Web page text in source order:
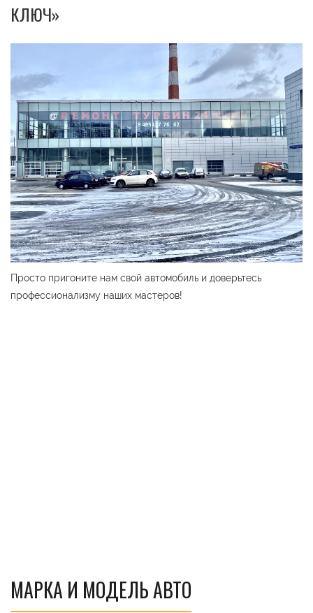
КЛЮЧ»
Просто пригоните нам свой автомобиль и доверьтесь
профессионализму наших мастеров!
МАРКА И МОДЕЛЬ АВТО